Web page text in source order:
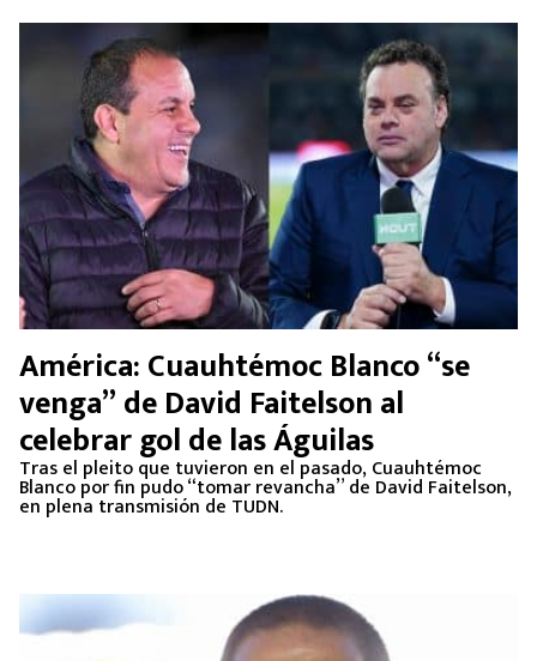
América: Cuauhtémoc Blanco “se
venga” de David Faitelson al
celebrar gol de las Águilas
Tras el pleito que tuvieron en el pasado, Cuauhtémoc
Blanco por fin pudo “tomar revancha” de David Faitelson,
en plena transmisión de TUDN.